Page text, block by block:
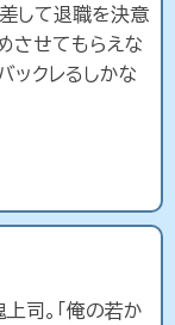
して退職を決意
させてもらえな
ックレるしかな
司。「俺の若か